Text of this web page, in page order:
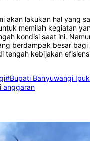
akan lakukan hal yang
memilah kegiatan
kondisi saat ini.
berdampak besar bagi
tengah kebijakan
#Bupati Banyuwangi Ipuk
anggaran